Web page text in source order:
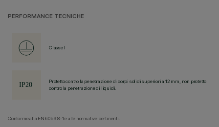
PERFORMANCE TECNICHE
Classe I
Protetto contro la penetrazione di corpi solidi superiori a 12 mm, non protetto
contro la penetrazione di liquidi.
Conforme alla EN60598-1 e alle normative pertinenti.